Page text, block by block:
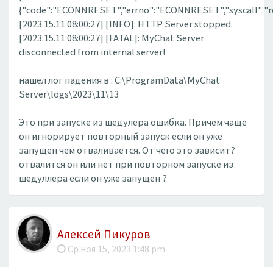
[2023.15.11 08:00:27] [INFO]: HTTP Server stopped.
[2023.15.11 08:00:27] [FATAL]: MyChat Server
disconnected from internal server!
нашел лог падения в : C:\ProgramData\MyChat
Server\logs\2023\11\13
Это при запуске из шедулера ошибка. Причем чаще
он игнорирует повторный запуск если он уже
запущен чем отваливается. От чего это зависит?
отвалится он или нет при повторном запуске из
шедуллера если он уже запущен ?
Алексей Пикуров
Ср ноя 15, 2023 1:48 pm